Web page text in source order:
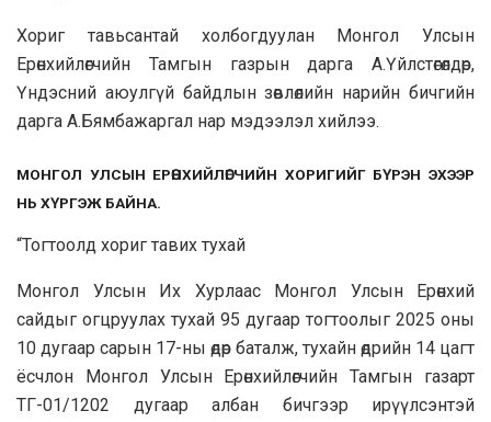
Хориг тавьсантай холбогдуулан Монгол Улсын
Ерөнхийлөгчийн Тамгын газрын дарга А.Үйлстөгөлдөр,
Үндэсний аюулгүй байдлын зөвлөлийн нарийн бичгийн
дарга А.Бямбажаргал нар мэдээлэл хийлээ.
МОНГОЛ УЛСЫН ЕРӨНХИЙЛӨГЧИЙН ХОРИГИЙГ БҮРЭН ЭХЭЭР
НЬ ХҮРГЭЖ БАЙНА.
“Тогтоолд хориг тавих тухай
Монгол Улсын Их Хурлаас Монгол Улсын Ерөнхий
сайдыг огцруулах тухай 95 дугаар тогтоолыг 2025 оны
10 дугаар сарын 17-ны өдөр баталж, тухайн өдрийн 14 цагт
ёсчлон Монгол Улсын Ерөнхийлөгчийн Тамгын газарт
ТГ-01/1202 дугаар албан бичгээр ирүүлсэнтэй